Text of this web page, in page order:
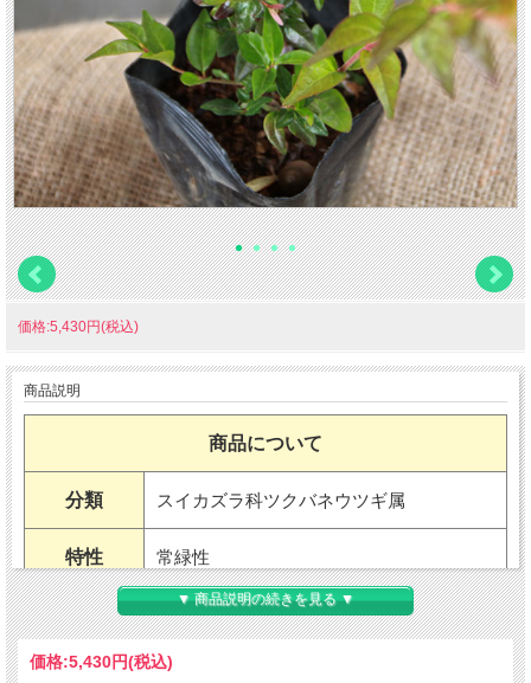
価格:5,430円(税込)
商品説明
商品について
分類 スイカズラ科ツクバネウツギ属
特性 常緑性
用途 地植え・鉢植え（室内不可）
耐暑性 強い
▼ 商品説明の続きを見る ▼
価格:5,430円(税込)